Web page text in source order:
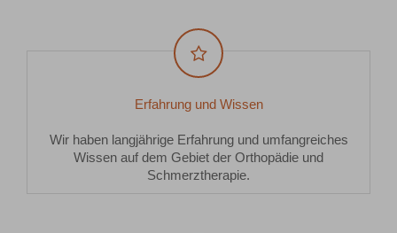
Erfahrung und Wissen
Wir haben langjährige Erfahrung und umfangreiches
Wissen auf dem Gebiet der Orthopädie und
Schmerztherapie.